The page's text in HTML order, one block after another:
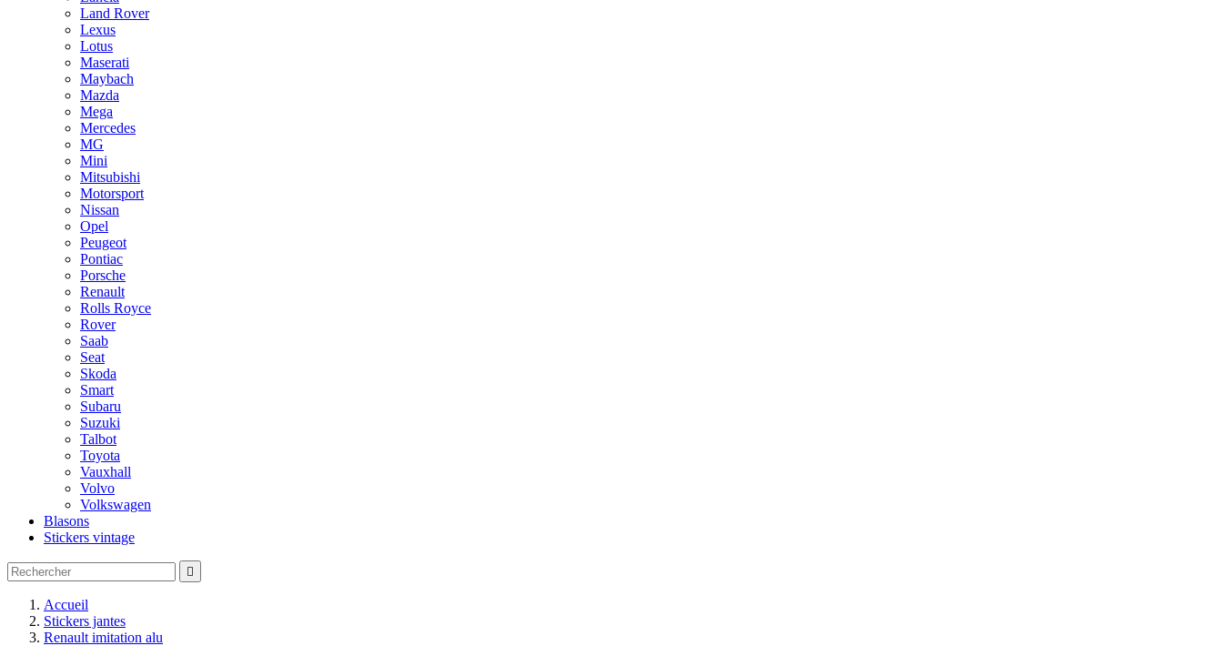
Land Rover
Lexus
Lotus
Maserati
Maybach
Mazda
Mega
Mercedes
MG
Mini
Mitsubishi
Motorsport
Nissan
Opel
Peugeot
Pontiac
Porsche
Renault
Rolls Royce
Rover
Saab
Seat
Skoda
Smart
Subaru
Suzuki
Talbot
Toyota
Vauxhall
Volvo
Volkswagen
Blasons
Stickers vintage

Accueil
Stickers jantes
Renault imitation alu